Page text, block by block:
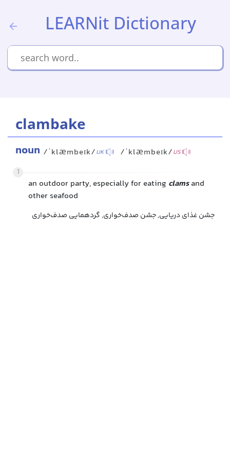
LEARNit Dictionary
clambake
noun /ˈklæmbeɪk/UK /ˈklæmbeɪk/US
1
an outdoor party, especially for eating clamsand
other seafood
جشن غذای دریایی, جشن صدف‌خواری, گردهمایی صدف‌خواری